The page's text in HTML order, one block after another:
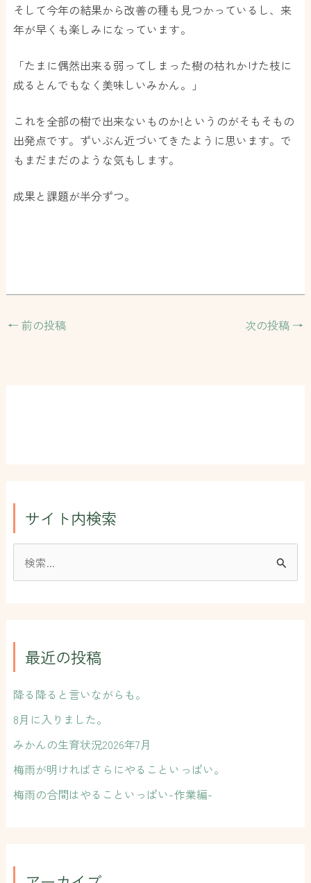
そして今年の結果から改善の種も見つかっているし、来
年が早くも楽しみになっています。
「たまに偶然出来る弱ってしまった樹の枯れかけた枝に
成るとんでもなく美味しいみかん。」
これを全部の樹で出来ないものか!というのがそもそもの
出発点です。ずいぶん近づいてきたように思います。で
もまだまだのような気もします。
成果と課題が半分ずつ。
← 前の投稿 次の投稿 →
サイト内検索
索
最近の投稿
降る降ると言いながらも。
8月に入りました。
みかんの生育状況2026年7月
梅雨が明ければさらにやることいっぱい。
梅雨の合間はやることいっぱい-作業編-